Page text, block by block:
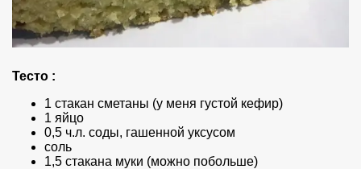
Тесто :
1 стакан сметаны (у меня густой кефир)
1 яйцо
0,5 ч.л. соды, гашенной уксусом
соль
1,5 стакана муки (можно побольше)